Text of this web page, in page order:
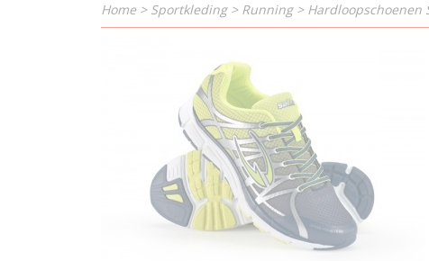
Home> Sportkleding> Running> Hardloopschoenen